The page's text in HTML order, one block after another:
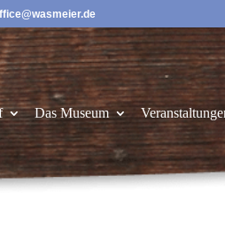
Das Museum